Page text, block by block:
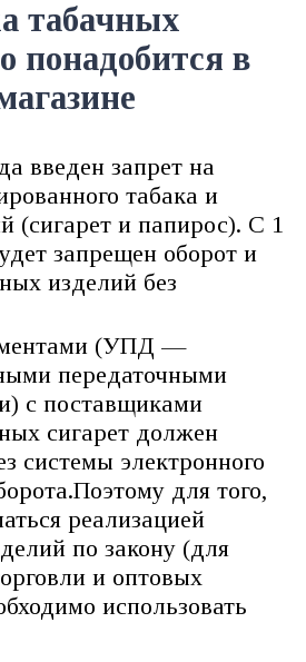
табачных
понадобится в
введен запрет на
табака и
(сигарет и папирос). С 1
запрещен оборот и
изделий без
(УПД —
передаточными
с поставщиками
сигарет должен
системы электронного
для того,
реализацией
по закону (для
и оптовых
использовать